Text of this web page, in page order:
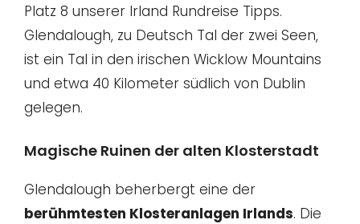
Platz 8 unserer Irland Rundreise Tipps.
Glendalough, zu Deutsch Tal der zwei Seen,
ist ein Tal in den irischen Wicklow Mountains
und etwa 40 Kilometer südlich von Dublin
gelegen.
Magische Ruinen der alten Klosterstadt
Glendalough beherbergt eine der
berühmtesten Klosteranlagen Irlands. Die